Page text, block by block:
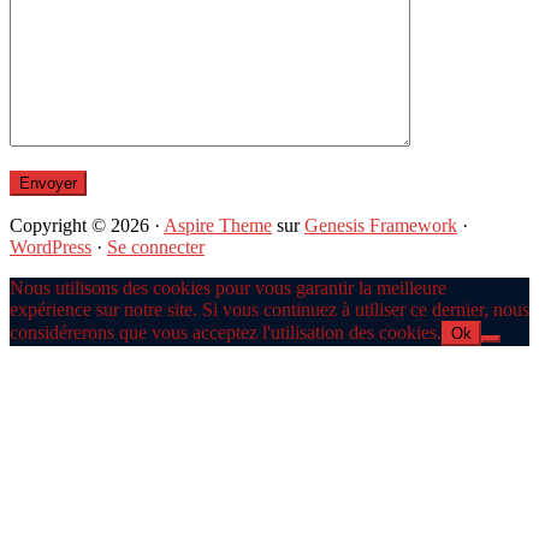
Copyright © 2026 · Aspire Theme surGenesis Framework ·
WordPress · Se connecter
Nous utilisons des cookies pour vous garantir la meilleure
expérience sur notre site. Si vous continuez à utiliser ce dernier, nous
considérerons que vous acceptez l'utilisation des cookies. Ok